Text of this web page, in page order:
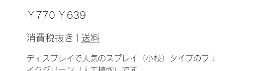
の
￥770
ー
格
￥639
消費税抜き 送料
ディスプレイで人気のスプレイ（小枝）タイプのフェ